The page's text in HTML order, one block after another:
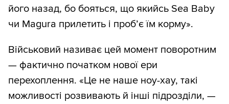
його назад, бо бояться, що якийсь Sea Baby
чи Magura прилетить і проб’є їм корму».
Військовий називає цей момент поворотним
— фактично початком нової ери
перехоплення. «Це не наше ноу-хау, такі
можливості розвивають й інші підрозділи, —